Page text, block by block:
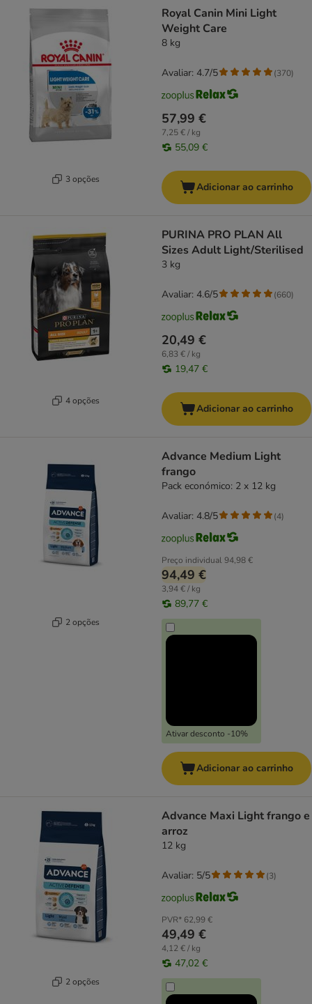
3 opções
Royal Canin Mini Light
Weight Care
8 kg
57,99 €
7,25 € / kg
55,09 €
Avaliar: 4.7/5 (370)
Adicionar ao carrinho
4 opções
PURINA PRO PLAN All
Sizes Adult Light/Sterilised
3 kg
20,49 €
6,83 € / kg
19,47 €
Avaliar: 4.6/5 (660)
Adicionar ao carrinho
2 opções
Advance Medium Light
frango
Pack económico: 2 x 12 kg
Preço individual94,98 €
94,49 €
3,94 € / kg
89,77 €
Ativar desconto -10%
Avaliar: 4.8/5 (4)
Adicionar ao carrinho
2 opções
Advance Maxi Light frango e
arroz
12 kg
PVR* 62,99 €
49,49 €
4,12 € / kg
47,02 €
Avaliar: 5/5 (3)